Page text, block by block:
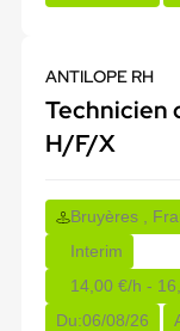
ANTILOPE RH
Technicien
H/F/X
Bruyères ,
Interim
14,00 €/h -
Du:06/08/26